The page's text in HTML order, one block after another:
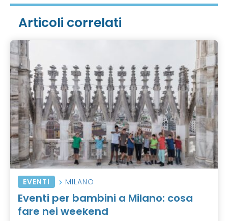
Articoli correlati
EVENTI MILANO
Eventi per bambini a Milano: cosa
fare nei weekend